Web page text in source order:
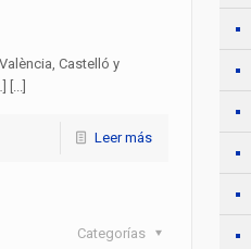
Castelló y
[...]
Leer más
Categorías